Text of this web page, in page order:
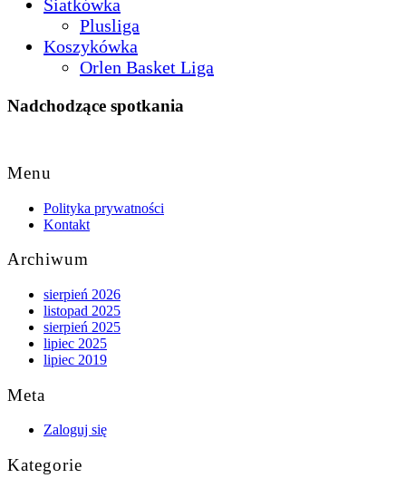
Siatkówka
Plusliga
Koszykówka
Orlen Basket Liga
Nadchodzące spotkania
to
Top
Menu
Polityka prywatności
Kontakt
Archiwum
sierpień 2026
listopad 2025
sierpień 2025
lipiec 2025
lipiec 2019
Meta
Zaloguj się
Kategorie